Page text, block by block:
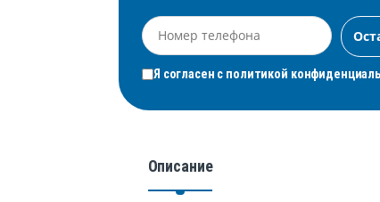
Я согласен с политикой
Описание